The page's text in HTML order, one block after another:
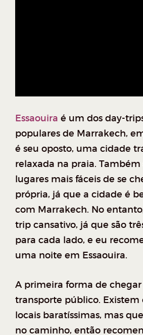
Essaouira é um dos day-
populares de Marrakech,
é seu oposto, uma cidade
relaxada na praia.
lugares mais fáceis de se
própria, já que a cidade é
com Marrakech. No
trip cansativo, já que são
para cada lado, e eu
uma noite em Essaouira.
A primeira forma de
transporte público. Existem
locais baratíssimas, mas
no caminho, então